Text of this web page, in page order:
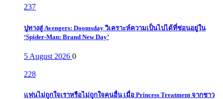
237
ปูทางสู่ Avengers: Doomsday วิเคราะห์ความเป็นไปได้ที่ซ่อนอยู่ใน
‘Spider-Man: Brand New Day’
5 August 2026 0
228
แฟนไม่ถูกใจเราหรือไม่ถูกใจคนอื่น เมื่อ Princess Treatment จากชาว